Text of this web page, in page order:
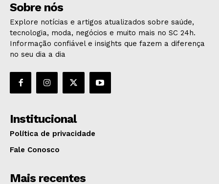
Sobre nós
Explore notícias e artigos atualizados sobre saúde,
tecnologia, moda, negócios e muito mais no SC 24h.
Informação confiável e insights que fazem a diferença
no seu dia a dia
Institucional
Política de privacidade
Fale Conosco
Mais recentes